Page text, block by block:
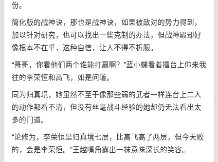
份。
简化版的战神诀，那也是战神诀，如果被敌对的势力得到，
加以针对研究，也可以找出一些克制的办法，但战神殿却好
像根本不在乎，这种自信，让人不得不折服。
“哥哥，你看他们两个谁能打赢啊？”蓝小蝶看着擂台上你来我
往的李荣恒和高飞，如是问道。
同为归真境，她虽然不至于像那些弱的武者一样连台上二人
的动作都看不清，但没有丝毫战斗经验的她却仍无法看出太
多的门道。
“论修为，李荣恒是归真境七层，比高飞高了两层，但今天败
的，会是李荣恒。”王越嘴角露出一抹意味深长的笑容。